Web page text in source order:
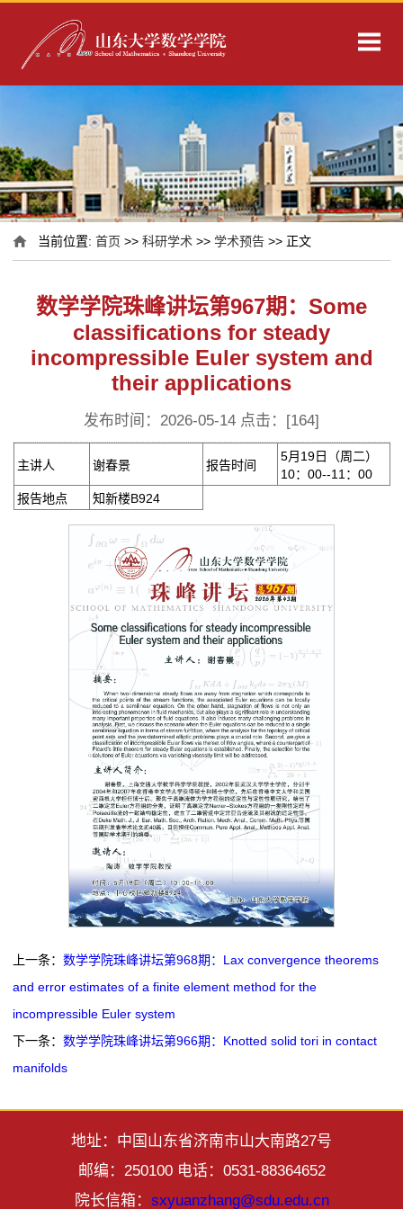
当前位置:首页 >>科研学术 >>学术预告 >> 正文
数学学院珠峰讲坛第967期：Some
classifications for steady
incompressible Euler system and
their applications
发布时间：2026-05-14 点击：[164]
主讲人 谢春景 报告时间
5月19日（周二）
10：00--11：00
报告地点
知新楼B924
上一条：数学学院珠峰讲坛第968期：Lax convergence theorems
and error estimates of a finite element method for the
incompressible Euler system
下一条：数学学院珠峰讲坛第966期：Knotted solid tori in contact
manifolds
地址：中国山东省济南市山大南路27号
邮编：250100 电话：0531-88364652
院长信箱： sxyuanzhang@sdu.edu.cn